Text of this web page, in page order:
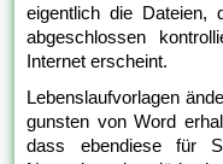
eigentlich die Dateien,
abgeschlossen
Internet erscheint.
Lebenslaufvorlagen
gunsten von Word
dass ebendiese für